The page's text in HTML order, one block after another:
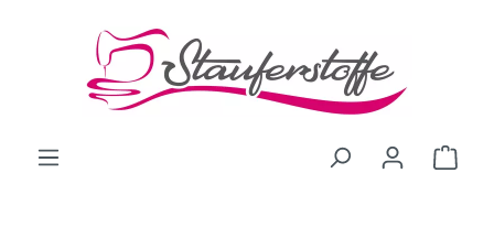
Zum Hauptinhalt springen